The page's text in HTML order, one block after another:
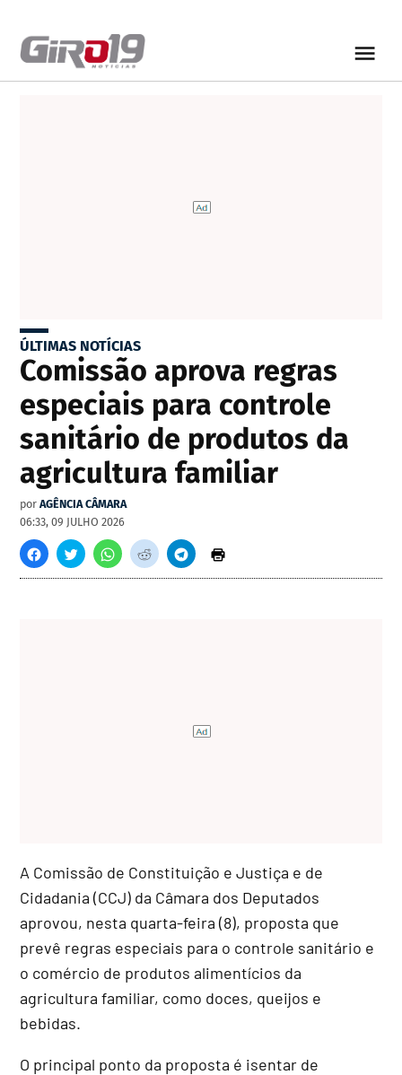
ÚLTIMAS NOTÍCIAS
Comissão aprova regras
especiais para controle
sanitário de produtos da
agricultura familiar
por AGÊNCIA CÂMARA
06:33, 09 JULHO 2026
A Comissão de Constituição e Justiça e de
Cidadania (CCJ) da Câmara dos Deputados
aprovou, nesta quarta-feira (8), proposta que
prevê regras especiais para o controle sanitário e
o comércio de produtos alimentícios da
agricultura familiar, como doces, queijos e
bebidas.
O principal ponto da proposta é isentar de